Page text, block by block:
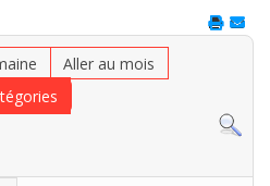
Aller au mois